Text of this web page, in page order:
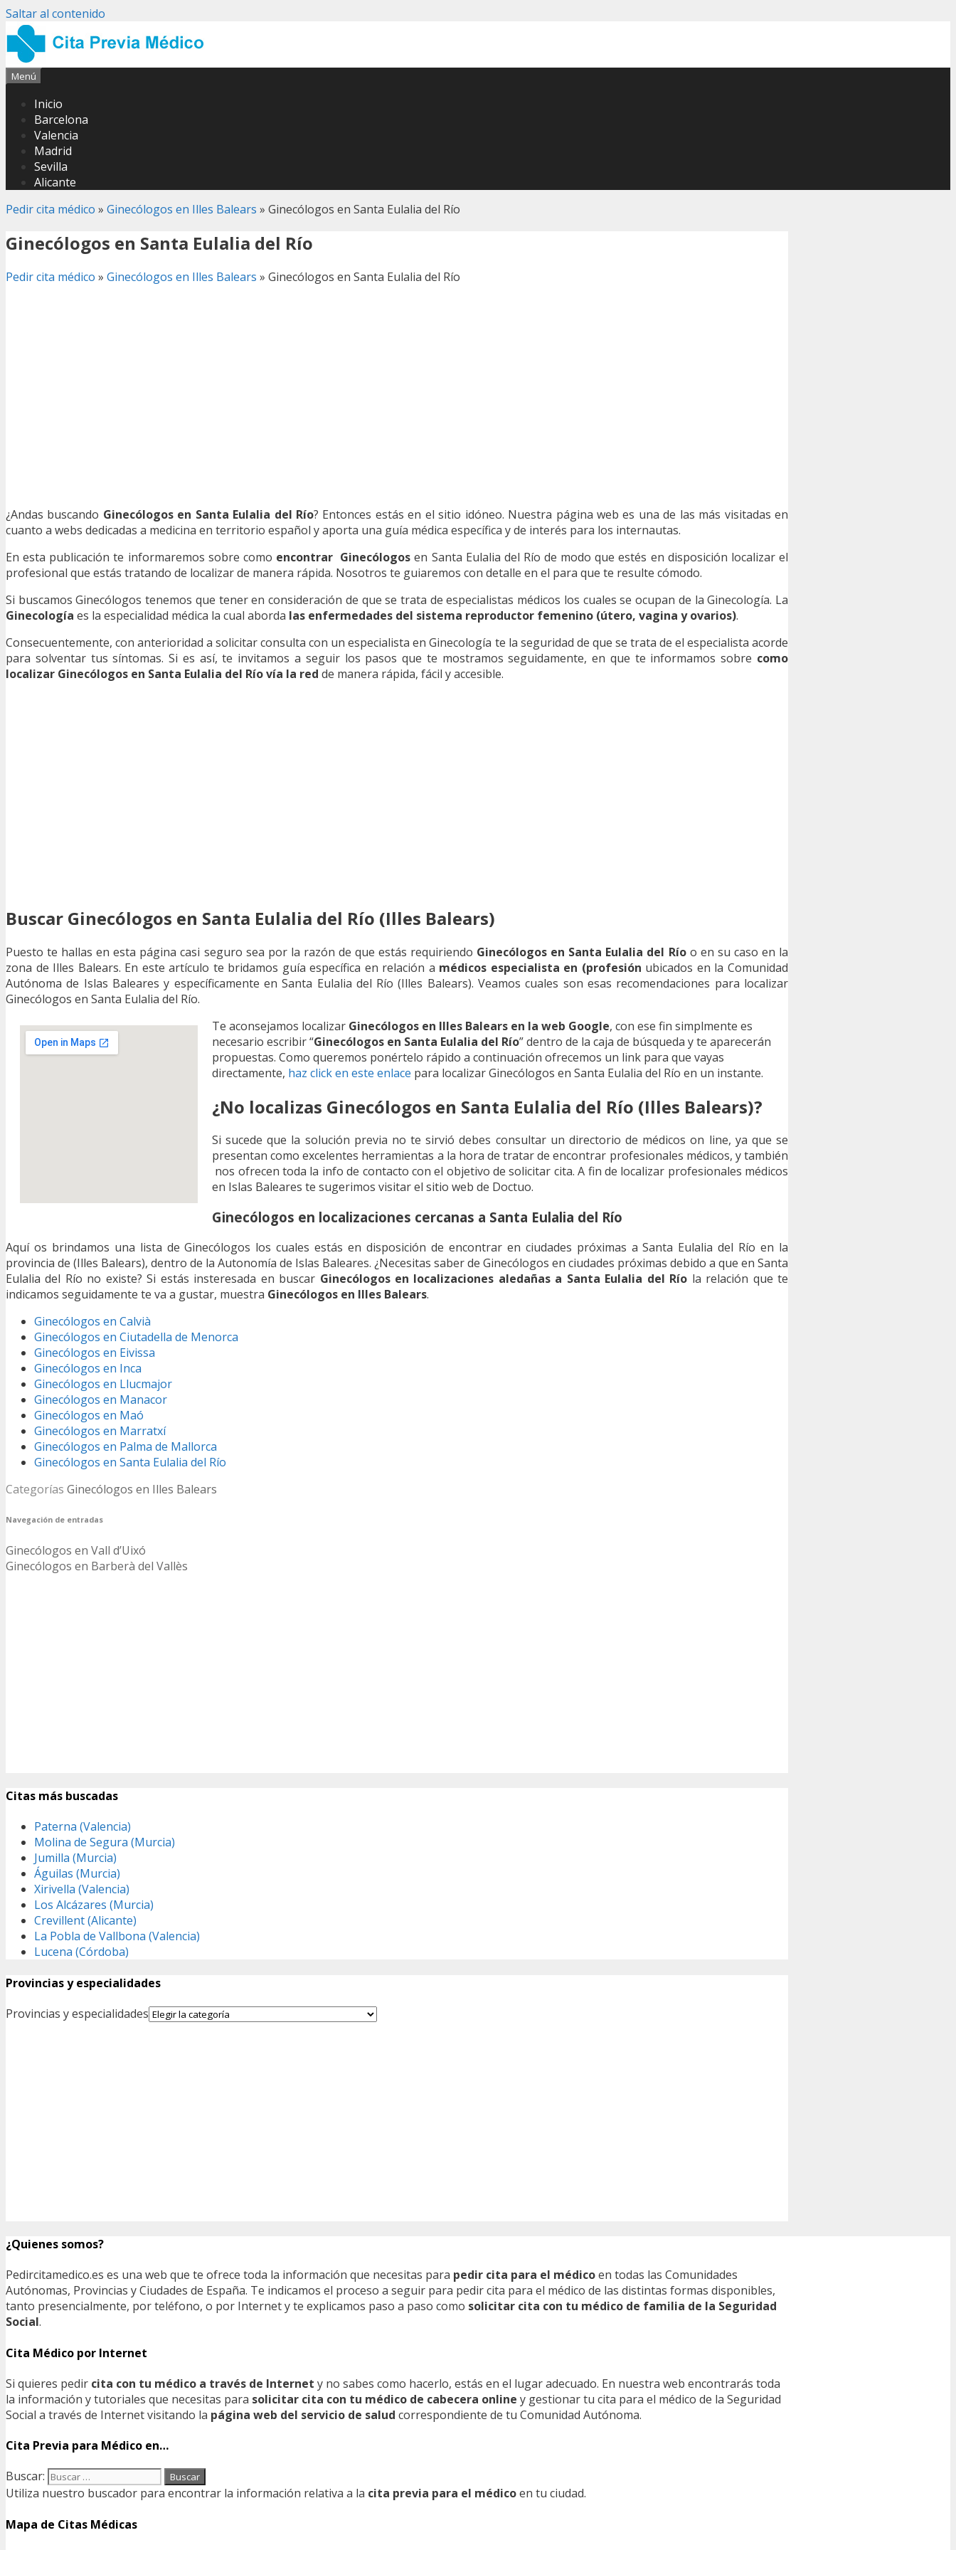
Saltar al contenido
Menú
Inicio
Barcelona
Valencia
Madrid
Sevilla
Alicante
Pedir cita médico » Ginecólogos en Illes Balears » Ginecólogos en Santa Eulalia del Río
Ginecólogos en Santa Eulalia del Río
Pedir cita médico » Ginecólogos en Illes Balears » Ginecólogos en Santa Eulalia del Río
¿Andas buscando Ginecólogos en Santa Eulalia del Río? Entonces estás en el sitio idóneo. Nuestra página web es una de las más visitadas en
cuanto a webs dedicadas a medicina en territorio español y aporta una guía médica específica y de interés para los internautas.
En esta publicación te informaremos sobre como encontrar Ginecólogos en Santa Eulalia del Río de modo que estés en disposición localizar el
profesional que estás tratando de localizar de manera rápida. Nosotros te guiaremos con detalle en el para que te resulte cómodo.
Si buscamos Ginecólogos tenemos que tener en consideración de que se trata de especialistas médicos los cuales se ocupan de la Ginecología. La
Ginecología es la especialidad médica la cual aborda las enfermedades del sistema reproductor femenino (útero, vagina y ovarios).
Consecuentemente, con anterioridad a solicitar consulta con un especialista en Ginecología te la seguridad de que se trata de el especialista acorde
para solventar tus síntomas. Si es así, te invitamos a seguir los pasos que te mostramos seguidamente, en que te informamos sobre como
localizar Ginecólogos en Santa Eulalia del Río vía la red de manera rápida, fácil y accesible.
Buscar Ginecólogos en Santa Eulalia del Río (Illes Balears)
Puesto te hallas en esta página casi seguro sea por la razón de que estás requiriendo Ginecólogos en Santa Eulalia del Ríoo en su caso en la
zona de Illes Balears. En este artículo te bridamos guía específica en relación a médicos especialista en (profesión ubicados en la Comunidad
Autónoma de Islas Baleares y específicamente en Santa Eulalia del Río (Illes Balears). Veamos cuales son esas recomendaciones para localizar
Ginecólogos en Santa Eulalia del Río.
Te aconsejamos localizar Ginecólogos en Illes Balears en la web Google, con ese fin simplmente es
necesario escribir “Ginecólogos en Santa Eulalia del Río” dentro de la caja de búsqueda y te aparecerán
propuestas. Como queremos ponértelo rápido a continuación ofrecemos un link para que vayas
directamente, haz click en este enlace para localizar Ginecólogos en Santa Eulalia del Río en un instante.
¿No localizas Ginecólogos en Santa Eulalia del Río (Illes Balears)?
Si sucede que la solución previa no te sirvió debes consultar un directorio de médicos on line, ya que se
presentan como excelentes herramientas a la hora de tratar de encontrar profesionales médicos, y también
nos ofrecen toda la info de contacto con el objetivo de solicitar cita. A fin de localizar profesionales médicos
en Islas Baleares te sugerimos visitar el sitio web de Doctuo.
Ginecólogos en localizaciones cercanas a Santa Eulalia del Río
Aquí os brindamos una lista de Ginecólogos los cuales estás en disposición de encontrar en ciudades próximas a Santa Eulalia del Río en la
provincia de (Illes Balears), dentro de la Autonomía de Islas Baleares. ¿Necesitas saber de Ginecólogos en ciudades próximas debido a que en Santa
Eulalia del Río no existe? Si estás insteresada en buscar Ginecólogos en localizaciones aledañas a Santa Eulalia del Río la relación que te
indicamos seguidamente te va a gustar, muestra Ginecólogos en Illes Balears.
Ginecólogos en Calvià
Ginecólogos en Ciutadella de Menorca
Ginecólogos en Eivissa
Ginecólogos en Inca
Ginecólogos en Llucmajor
Ginecólogos en Manacor
Ginecólogos en Maó
Ginecólogos en Marratxí
Ginecólogos en Palma de Mallorca
Ginecólogos en Santa Eulalia del Río
Categorías Ginecólogos en Illes Balears
Navegación de entradas
Ginecólogos en Vall d’Uixó
Ginecólogos en Barberà del Vallès
Citas más buscadas
Paterna (Valencia)
Molina de Segura (Murcia)
Jumilla (Murcia)
Águilas (Murcia)
Xirivella (Valencia)
Los Alcázares (Murcia)
Crevillent (Alicante)
La Pobla de Vallbona (Valencia)
Lucena (Córdoba)
Provincias y especialidades
Provincias y especialidades
¿Quienes somos?
Pedircitamedico.es es una web que te ofrece toda la información que necesitas para pedir cita para el médicoen todas las Comunidades
Autónomas, Provincias y Ciudades de España. Te indicamos el proceso a seguir para pedir cita para el médico de las distintas formas disponibles,
tanto presencialmente, por teléfono, o por Internet y te explicamos paso a paso como solicitar cita con tu médico de familia de la Seguridad
Social.
Cita Médico por Internet
Si quieres pedir cita con tu médico a través de Internet y no sabes como hacerlo, estás en el lugar adecuado. En nuestra web encontrarás toda
la información y tutoriales que necesitas para solicitar cita con tu médico de cabecera online y gestionar tu cita para el médico de la Seguridad
Social a través de Internet visitando la página web del servicio de salud correspondiente de tu Comunidad Autónoma.
Cita Previa para Médico en…
Buscar:
Utiliza nuestro buscador para encontrar la información relativa a la cita previa para el médicoen tu ciudad.
Mapa de Citas Médicas